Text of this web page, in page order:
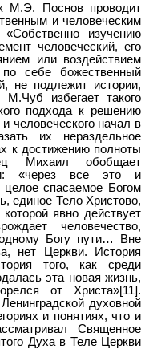
М.Э. Поснов проводит
и человеческим
изучению
человеческий, его
или воздействием
себе божественный
не подлежит истории,
избегает такого
подхода к решению
человеческого начал в
их нераздельное
к достижению полноты
Михаил обобщает
«через все это и
целое спасаемое Богом
единое Тело Христово,
явно действует
человечество,
Богу пути… Вне
нет Церкви. История
того, как среди
эта новая жизнь,
от Христа»[11].
духовной
и понятиях, что и
Священное
Духа в Теле Церкви